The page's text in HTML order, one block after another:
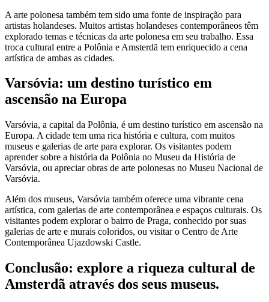
A arte polonesa também tem sido uma fonte de inspiração para
artistas holandeses. Muitos artistas holandeses contemporâneos têm
explorado temas e técnicas da arte polonesa em seu trabalho. Essa
troca cultural entre a Polônia e Amsterdã tem enriquecido a cena
artística de ambas as cidades.
Varsóvia: um destino turístico em
ascensão na Europa
Varsóvia, a capital da Polônia, é um destino turístico em ascensão na
Europa. A cidade tem uma rica história e cultura, com muitos
museus e galerias de arte para explorar. Os visitantes podem
aprender sobre a história da Polônia no Museu da História de
Varsóvia, ou apreciar obras de arte polonesas no Museu Nacional de
Varsóvia.
Além dos museus, Varsóvia também oferece uma vibrante cena
artística, com galerias de arte contemporânea e espaços culturais. Os
visitantes podem explorar o bairro de Praga, conhecido por suas
galerias de arte e murais coloridos, ou visitar o Centro de Arte
Contemporânea Ujazdowski Castle.
Conclusão: explore a riqueza cultural de
Amsterdã através dos seus museus.